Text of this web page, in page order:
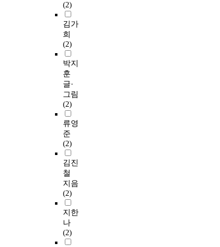
(2)
김가
희
(2)
박지
훈
글·
그림
(2)
류영
준
(2)
김진
철
지음
(2)
지한
나
(2)